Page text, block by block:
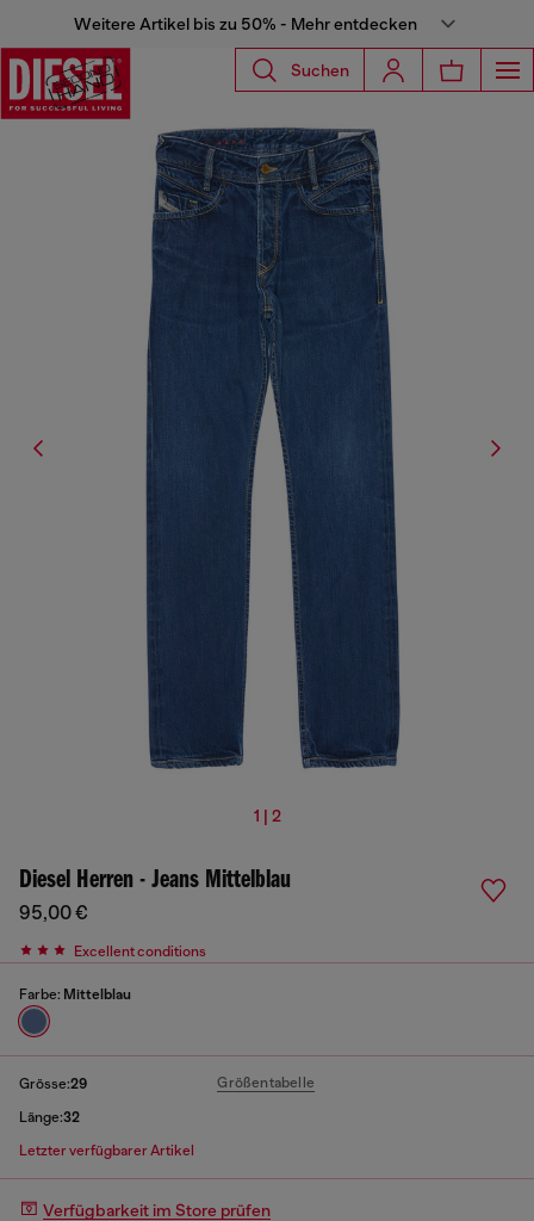
Weitere Artikel bis zu 50% - Mehr entdecken
Suchen
1 | 2
Diesel Herren - Jeans Mittelblau
95,00 €
Excellent conditions
Farbe: Mittelblau
Grösse:29 Größentabelle
Länge:32
Letzter verfügbarer Artikel
Verfügbarkeit im Store prüfen